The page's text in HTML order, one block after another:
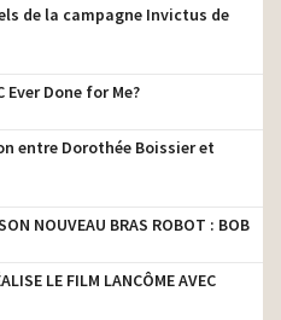
de la campagne Invictus de
Ever Done for Me?
entre Dorothée Boissier et
NOUVEAU BRAS ROBOT : BOB
LE FILM LANCÔME AVEC